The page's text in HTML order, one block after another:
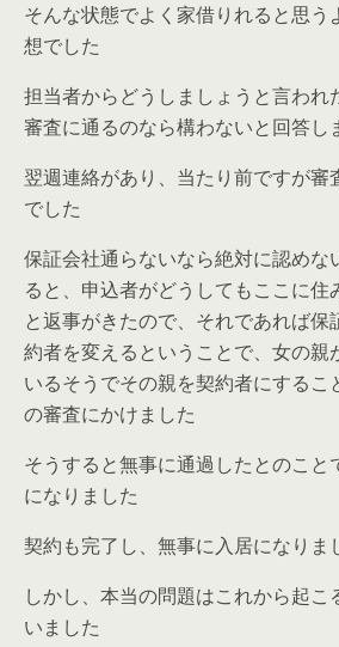
そんな状態でよく家借りれると思う
想でした
担当者からどうしましょうと言われ
審査に通るのなら構わないと回答し
翌週連絡があり、当たり前ですが審
でした
保証会社通らないなら絶対に認めな
ると、申込者がどうしてもここに住
と返事がきたので、それであれば保
約者を変えるということで、女の親
いるそうでその親を契約者にするこ
の審査にかけました
そうすると無事に通過したとのこと
になりました
契約も完了し、無事に入居になりま
しかし、本当の問題はこれから起こ
いました